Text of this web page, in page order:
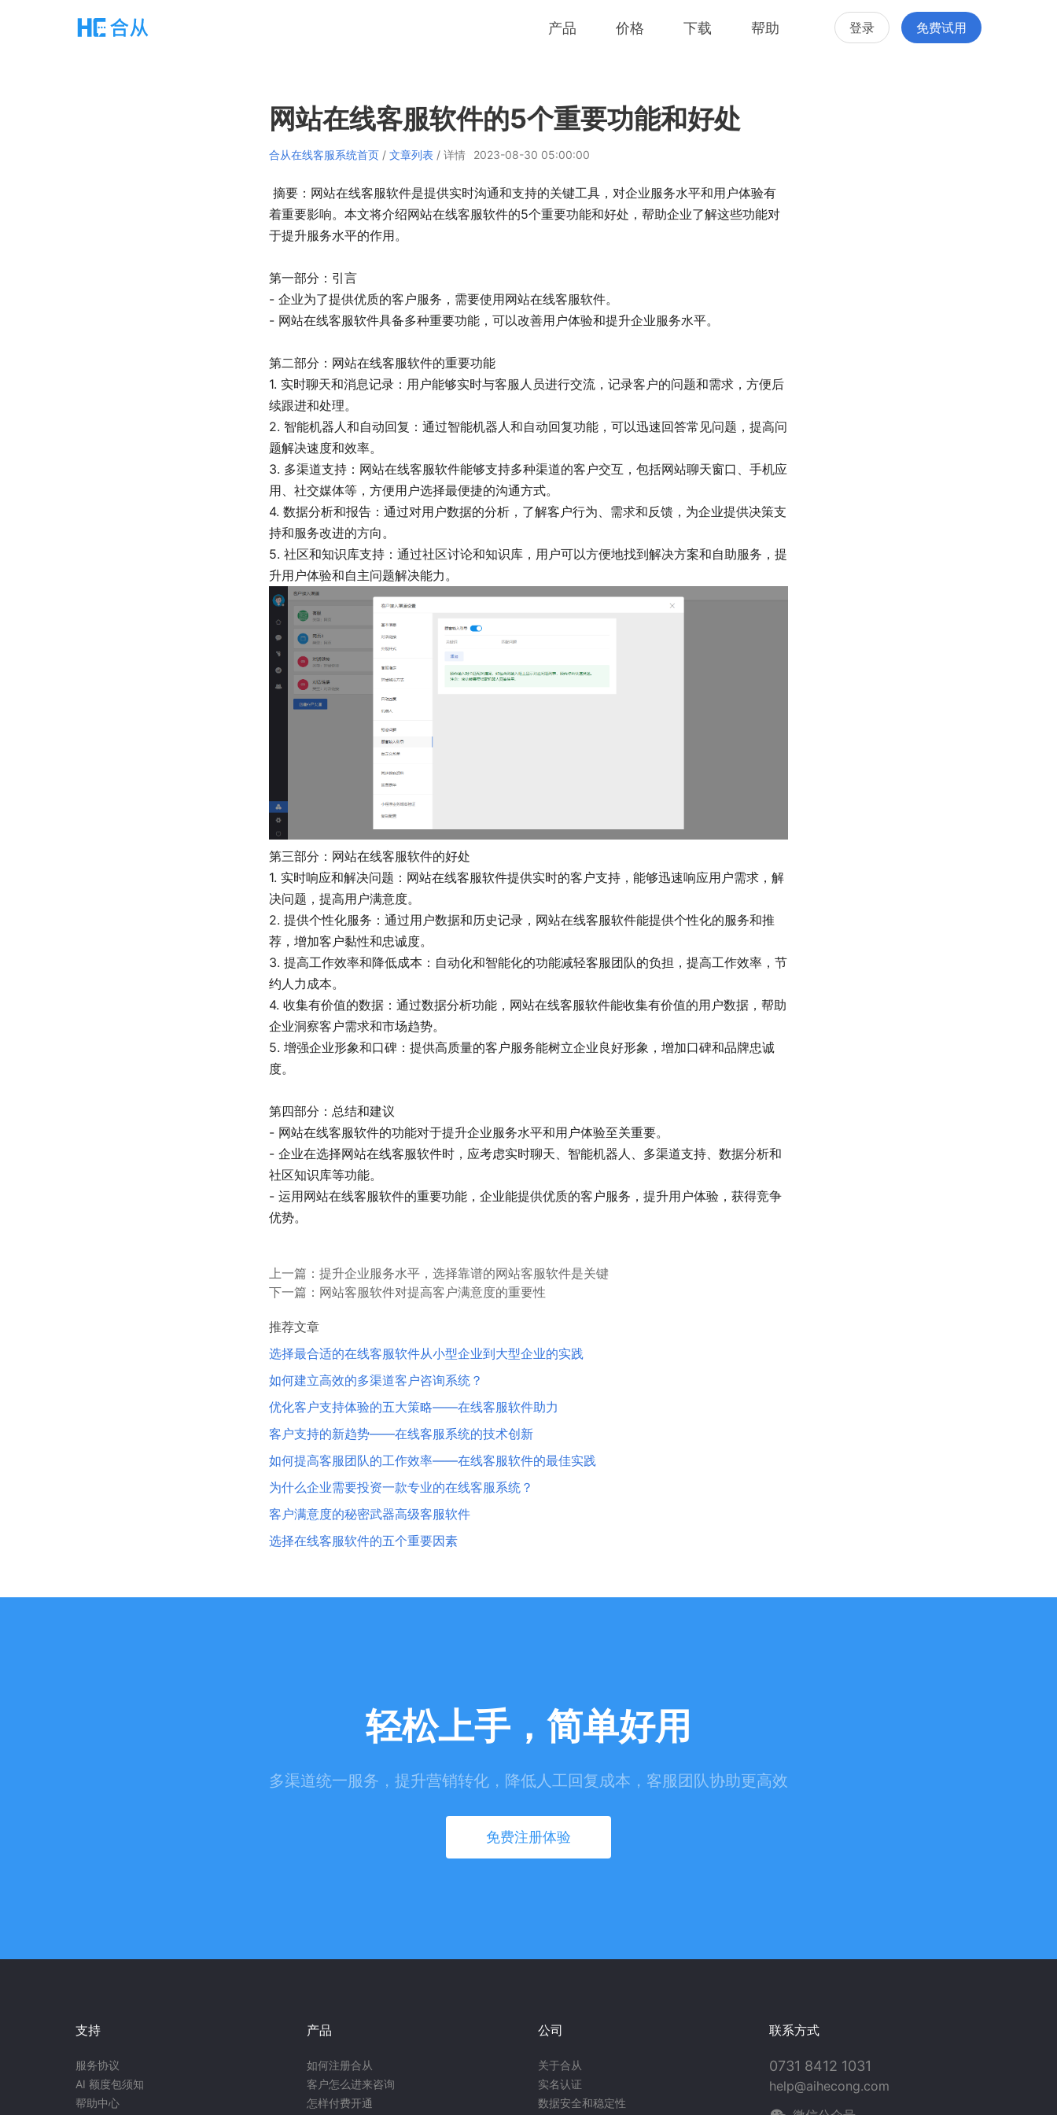
产品 价格 下载 帮助 登录 免费试用
网站在线客服软件的5个重要功能和好处
合从在线客服系统首页 / 文章列表 / 详情 2023-08-30 05:00:00
摘要：网站在线客服软件是提供实时沟通和支持的关键工具，对企业服务水平和用户体验有
着重要影响。本文将介绍网站在线客服软件的5个重要功能和好处，帮助企业了解这些功能对
于提升服务水平的作用。
第一部分：引言
- 企业为了提供优质的客户服务，需要使用网站在线客服软件。
- 网站在线客服软件具备多种重要功能，可以改善用户体验和提升企业服务水平。
第二部分：网站在线客服软件的重要功能
1. 实时聊天和消息记录：用户能够实时与客服人员进行交流，记录客户的问题和需求，方便后
续跟进和处理。
2. 智能机器人和自动回复：通过智能机器人和自动回复功能，可以迅速回答常见问题，提高问
题解决速度和效率。
3. 多渠道支持：网站在线客服软件能够支持多种渠道的客户交互，包括网站聊天窗口、手机应
用、社交媒体等，方便用户选择最便捷的沟通方式。
4. 数据分析和报告：通过对用户数据的分析，了解客户行为、需求和反馈，为企业提供决策支
持和服务改进的方向。
5. 社区和知识库支持：通过社区讨论和知识库，用户可以方便地找到解决方案和自助服务，提
升用户体验和自主问题解决能力。
第三部分：网站在线客服软件的好处
1. 实时响应和解决问题：网站在线客服软件提供实时的客户支持，能够迅速响应用户需求，解
决问题，提高用户满意度。
2. 提供个性化服务：通过用户数据和历史记录，网站在线客服软件能提供个性化的服务和推
荐，增加客户黏性和忠诚度。
3. 提高工作效率和降低成本：自动化和智能化的功能减轻客服团队的负担，提高工作效率，节
约人力成本。
4. 收集有价值的数据：通过数据分析功能，网站在线客服软件能收集有价值的用户数据，帮助
企业洞察客户需求和市场趋势。
5. 增强企业形象和口碑：提供高质量的客户服务能树立企业良好形象，增加口碑和品牌忠诚
度。
第四部分：总结和建议
- 网站在线客服软件的功能对于提升企业服务水平和用户体验至关重要。
- 企业在选择网站在线客服软件时，应考虑实时聊天、智能机器人、多渠道支持、数据分析和
社区知识库等功能。
- 运用网站在线客服软件的重要功能，企业能提供优质的客户服务，提升用户体验，获得竞争
优势。
上一篇： 提升企业服务水平，选择靠谱的网站客服软件是关键
下一篇： 网站客服软件对提高客户满意度的重要性
推荐文章
选择最合适的在线客服软件从小型企业到大型企业的实践
如何建立高效的多渠道客户咨询系统？
优化客户支持体验的五大策略——在线客服软件助力
客户支持的新趋势——在线客服系统的技术创新
如何提高客服团队的工作效率——在线客服软件的最佳实践
为什么企业需要投资一款专业的在线客服系统？
客户满意度的秘密武器高级客服软件
选择在线客服软件的五个重要因素
轻松上手，简单好用
多渠道统一服务，提升营销转化，降低人工回复成本，客服团队协助更高效
免费注册体验
支持
服务协议
AI 额度包须知
帮助中心
产品
如何注册合从
客户怎么进来咨询
怎样付费开通
公司
关于合从
实名认证
数据安全和稳定性
联系方式
0731 8412 1031
help@aihecong.com